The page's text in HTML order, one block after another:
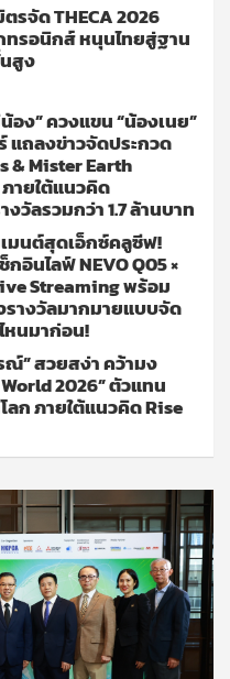
รจัด THECA 2026
ทรอนิกส์ หนุนไทยสู่ฐาน
สูง
อง” ควงแขน “น้องเนย”
แถลงข่าวจัดประกวด
& Mister Earth
ายใต้แนวคิด
งวัลรวมกว่า 1.7 ล้านบาท
มนต์สุดเอ็กซ์คลูซีฟ!
อินไลฟ์ NEVO Q05 ×
Streaming พร้อม
รางวัลมากมายแบบจัด
หนมาก่อน!
” สวยสง่า คว้ามง
2026” ตัวแทน
ก ภายใต้แนวคิด Rise